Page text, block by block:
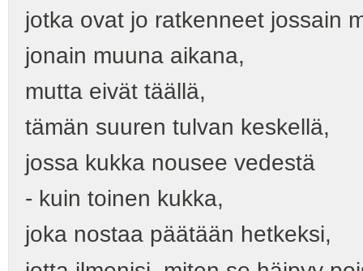
jotka ovat jo ratkenneet jossain
jonain muuna aikana,
mutta eivät täällä,
tämän suuren tulvan keskellä,
jossa kukka nousee vedestä
- kuin toinen kukka,
joka nostaa päätään hetkeksi,